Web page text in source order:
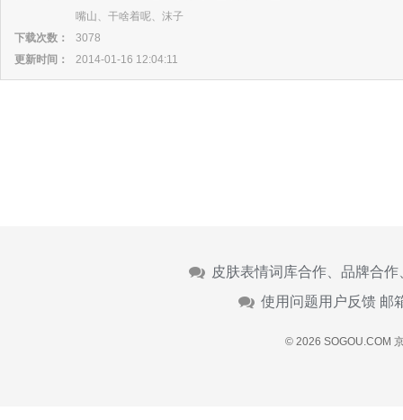
嘴山、干啥着呢、沫子
下载次数：
3078
更新时间：
2014-01-16 12:04:11
皮肤表情词库合作、品牌合
使用问题用户反馈 邮
© 2026 SOGOU.COM